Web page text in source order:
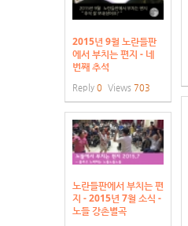
2015년 9월 노란들판
에서 부치는 편지 - 네
번째 추석
Reply 0 Views 703
노란들판에서 부치는 편
지 - 2015년 7월 소식 -
노들 강촌별곡